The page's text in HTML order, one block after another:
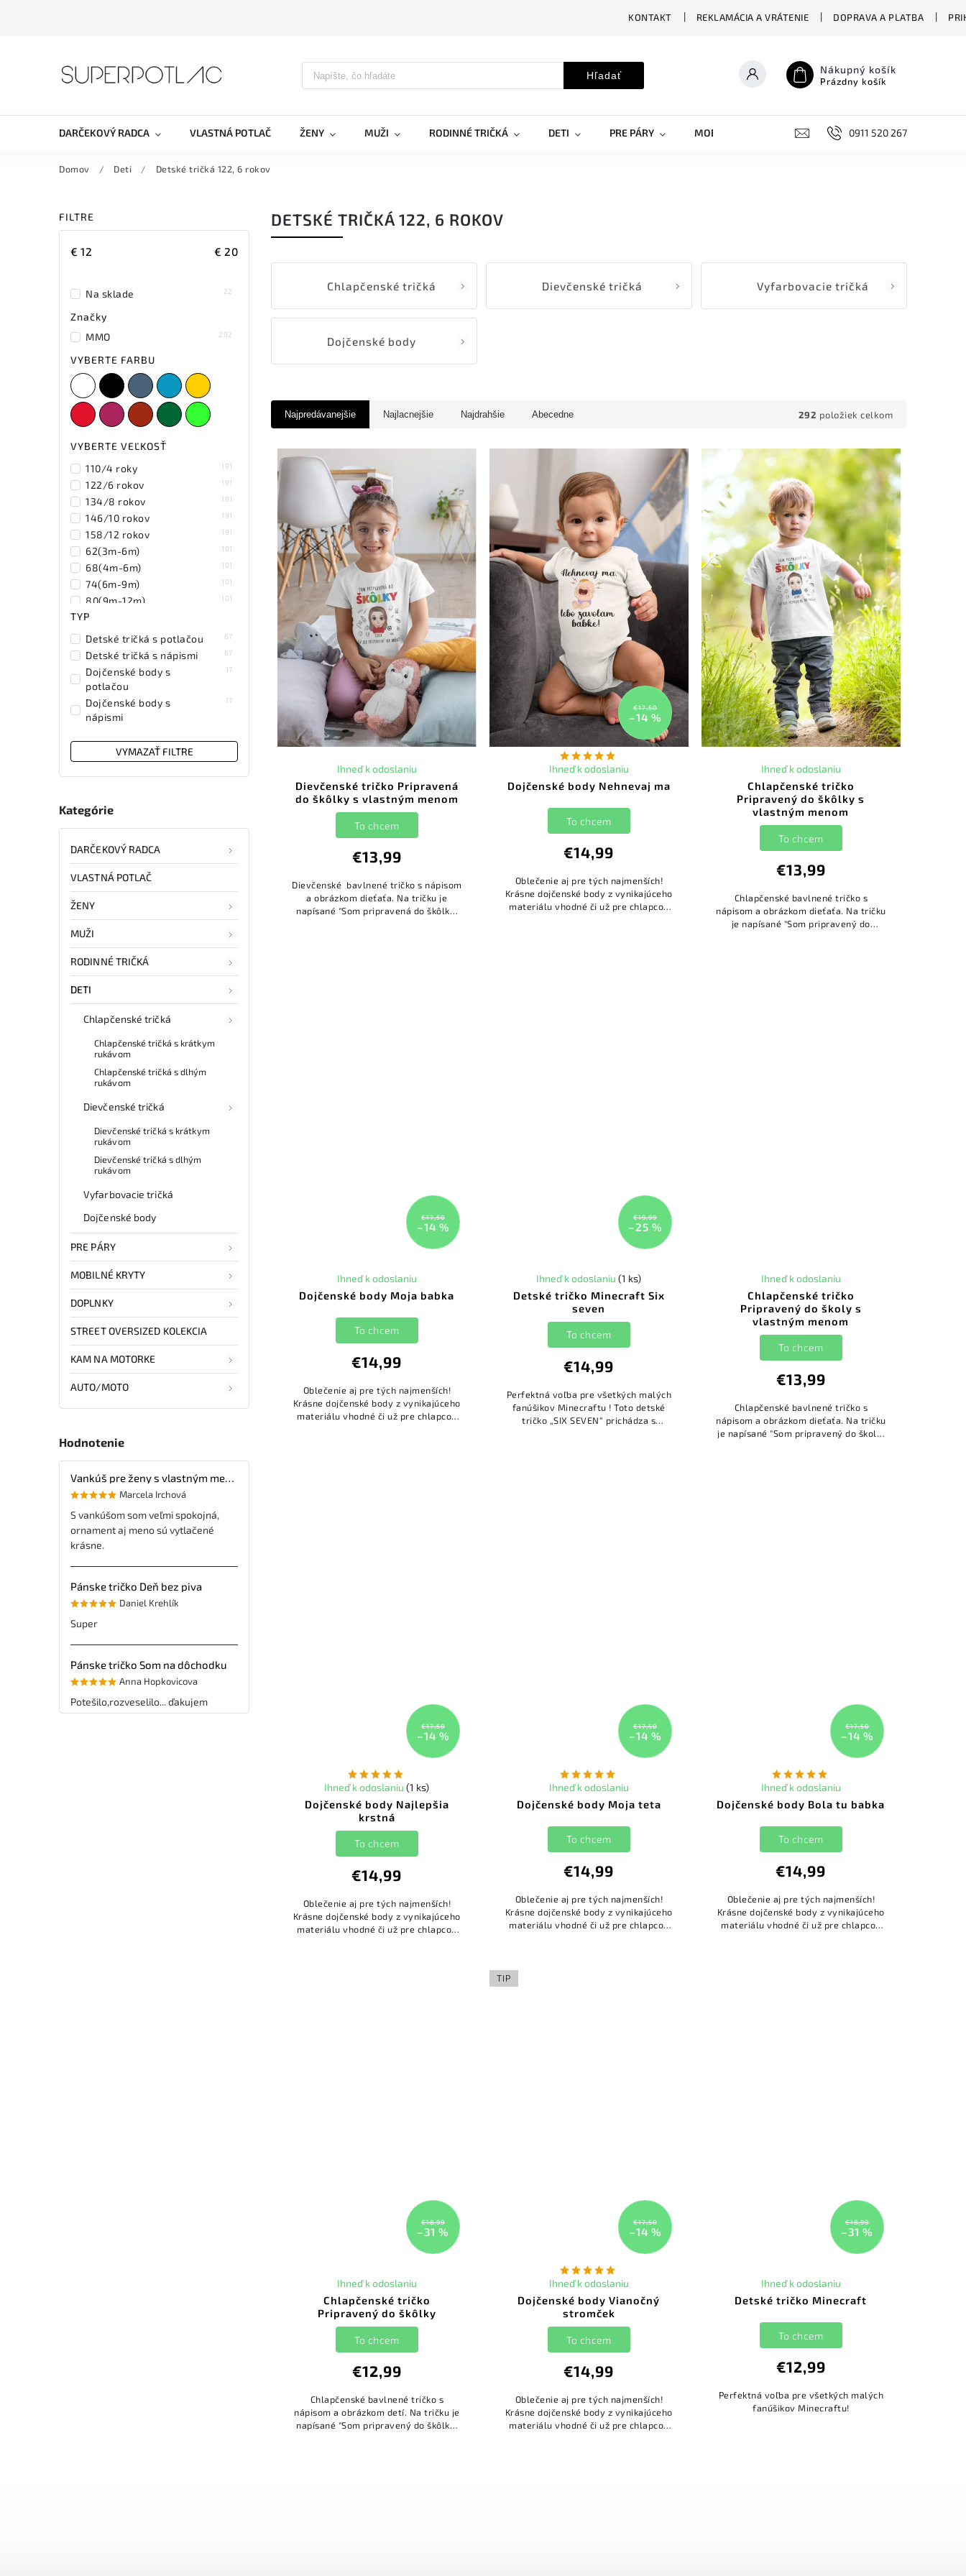
KONTAKT REKLAMÁCIA A VRÁTENIE DOPRAVA A PLATBA
Hľadať Nákupný košík
Prázdny košík
DARČEKOVÝ RADCA VLASTNÁ POTLAČ ŽENY MUŽI RODINNÉ TRIČKÁ DETI PRE PÁRY MOBILNÉ KRYTY DOPLNKY STREET
0911 520 267
Domov / Deti / Detské tričká 122, 6 rokov
FILTRE
€ 12 € 20
Na sklade 22
Značky
MMO
292
VYBERTE FARBU
VYBERTE VEĽKOSŤ
110/4 roky
191
122/6 rokov 191
134/8 rokov 191
146/10 rokov 191
158/12 rokov 191
62(3m-6m) 101
68(4m-6m) 101
74(6m-9m) 101
80(9m-12m) 101
86(12m-18m)
92(18m-24m)
98(2r-3r)
TYP
Detské tričká s potlačou
67
Detské tričká s nápismi 67
Dojčenské body s
potlačou
17
Dojčenské body s
nápismi
17
VYMAZAŤ FILTRE
Kategórie
DARČEKOVÝ RADCA
VLASTNÁ POTLAČ
ŽENY
MUŽI
RODINNÉ TRIČKÁ
DETI
Chlapčenské tričká
Chlapčenské tričká s krátkym
rukávom
Chlapčenské tričká s dlhým
rukávom
Dievčenské tričká
Dievčenské tričká s krátkym
rukávom
Dievčenské tričká s dlhým
rukávom
Vyfarbovacie tričká
Dojčenské body
PRE PÁRY
MOBILNÉ KRYTY
DOPLNKY
STREET OVERSIZED KOLEKCIA
KAM NA MOTORKE
AUTO/MOTO
Hodnotenie
Vankúš pre ženy s vlastným menom
Marcela Irchová
S vankúšom som veľmi spokojná,
ornament aj meno sú vytlačené
krásne.
Pánske tričko Deň bez piva
Daniel Krehlík
Super
Pánske tričko Som na dôchodku
Anna Hopkovicova
Potešilo,rozveselilo... ďakujem
DETSKÉ TRIČKÁ 122, 6 ROKOV
Chlapčenské tričká Dievčenské tričká Vyfarbovacie tričká
Dojčenské body
Najpredávanejšie Najlacnejšie Najdrahšie Abecedne 292 položiek celkom
Dievčenské tričko Pripravená
do škôlky s vlastným menom
Ihneď k odoslaniu
€13,99
To chcem
Dievčenské bavlnené tričko s nápisom
a obrázkom dieťaťa. Na tričku je
napísané "Som pripravená do škôlky.
€17,50
–14 %
Dojčenské body Nehnevaj ma
Ihneď k odoslaniu
€14,99
To chcem
Oblečenie aj pre tých najmenších!
Krásne dojčenské body z vynikajúceho
materiálu vhodné či už pre chlapcov
Chlapčenské tričko
Pripravený do škôlky s
vlastným menom
Ihneď k odoslaniu
€13,99
To chcem
Chlapčenské bavlnené tričko s
nápisom a obrázkom dieťaťa. Na tričku
je napísané "Som pripravený do
€17,50
–14 %
Dojčenské body Moja babka
Ihneď k odoslaniu
€14,99
To chcem
Oblečenie aj pre tých najmenších!
Krásne dojčenské body z vynikajúceho
materiálu vhodné či už pre chlapcov
€19,99
–25 %
Detské tričko Minecraft Six
seven
Ihneď k odoslaniu(1 ks)
€14,99
To chcem
Perfektná voľba pre všetkých malých
fanúšikov Minecraftu ! Toto detské
tričko „SIX SEVEN“ prichádza s
Chlapčenské tričko
Pripravený do školy s
vlastným menom
Ihneď k odoslaniu
€13,99
To chcem
Chlapčenské bavlnené tričko s
nápisom a obrázkom dieťaťa. Na tričku
je napísané "Som pripravený do školy.
€17,50
–14 %
Dojčenské body Najlepšia
krstná
Ihneď k odoslaniu(1 ks)
€14,99
To chcem
Oblečenie aj pre tých najmenších!
Krásne dojčenské body z vynikajúceho
materiálu vhodné či už pre chlapcov
€17,50
–14 %
Dojčenské body Moja teta
Ihneď k odoslaniu
€14,99
To chcem
Oblečenie aj pre tých najmenších!
Krásne dojčenské body z vynikajúceho
materiálu vhodné či už pre chlapcov
€17,50
–14 %
Dojčenské body Bola tu babka
Ihneď k odoslaniu
€14,99
To chcem
Oblečenie aj pre tých najmenších!
Krásne dojčenské body z vynikajúceho
materiálu vhodné či už pre chlapcov
€18,99
–31 %
Chlapčenské tričko
Pripravený do škôlky
Ihneď k odoslaniu
€12,99
To chcem
Chlapčenské bavlnené tričko s
nápisom a obrázkom detí. Na tričku je
napísané "Som pripravený do škôlky.
TIP
€17,50
–14 %
Dojčenské body Vianočný
stromček
Ihneď k odoslaniu
€14,99
To chcem
Oblečenie aj pre tých najmenších!
Krásne dojčenské body z vynikajúceho
materiálu vhodné či už pre chlapcov
€18,99
–31 %
Detské tričko Minecraft
Ihneď k odoslaniu
€12,99
To chcem
Perfektná voľba pre všetkých malých
fanúšikov Minecraftu!